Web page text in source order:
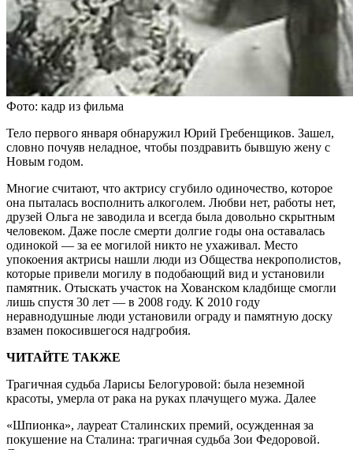
Фото: кадр из фильма
Тело первого января обнаружил Юрий Гребенщиков. Зашел,
словно почуяв неладное, чтобы поздравить бывшую жену с
Новым годом.
Многие считают, что актрису сгубило одиночество, которое
она пыталась восполнить алкоголем. Любви нет, работы нет,
друзей Ольга не заводила и всегда была довольно скрытным
человеком. Даже после смерти долгие годы она оставалась
одинокой — за ее могилой никто не ухаживал. Место
упокоения актрисы нашли люди из Общества некрополистов,
которые привели могилу в подобающий вид и установили
памятник. Отыскать участок на Хованском кладбище смогли
лишь спустя 30 лет — в 2008 году. К 2010 году
неравнодушные люди установили ограду и памятную доску
взамен покосившегося надгробия.
ЧИТАЙТЕ ТАКЖЕ
Трагичная судьба Ларисы Белогуровой: была неземной
красоты, умерла от рака на руках плачущего мужа. Далее
«Шпионка», лауреат Сталинских премий, осужденная за
покушение на Сталина: трагичная судьба Зои Федоровой.